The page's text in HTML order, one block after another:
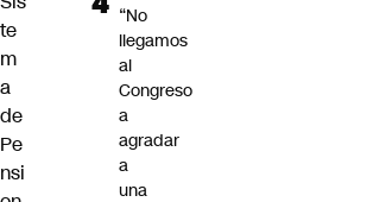
te
m
a
de
Pe
nsi
“No
llegamos
al
Congreso
a
agradar
a
una